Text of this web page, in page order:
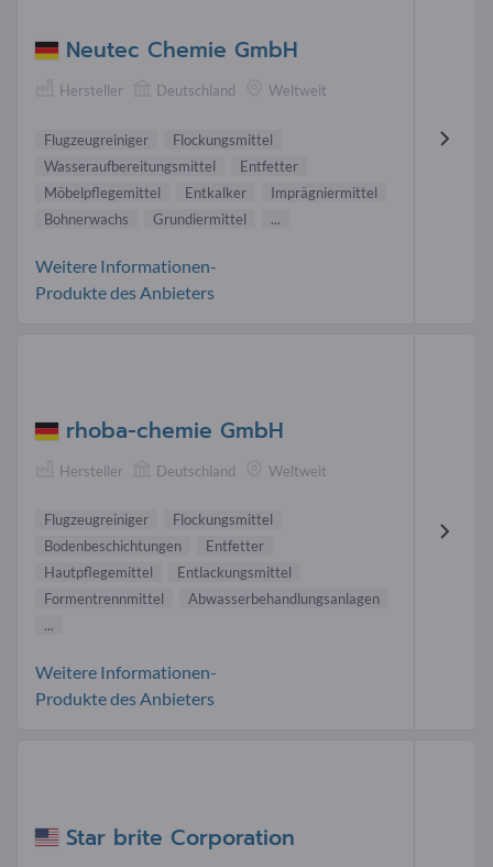
Neutec Chemie GmbH
Hersteller Deutschland Weltweit
Flugzeugreiniger
Flockungsmittel
Wasseraufbereitungsmittel
Entfetter
Möbelpflegemittel
Entkalker
Imprägniermittel
Bohnerwachs
Grundiermittel ...
Weitere Informationen-
Produkte des Anbieters
rhoba-chemie GmbH
Hersteller Deutschland Weltweit
Flugzeugreiniger
Flockungsmittel
Bodenbeschichtungen
Entfetter
Hautpflegemittel
Entlackungsmittel
Formentrennmittel
Abwasserbehandlungsanlagen
...
Weitere Informationen-
Produkte des Anbieters
Star brite Corporation